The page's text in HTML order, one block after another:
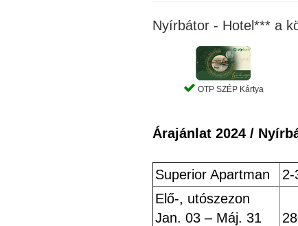
Nyírbátor - Hotel*** a
OTP SZÉP Kártya
Árajánlat 2024 /
Superior Apartman 2-
Elő-, utószezon
Jan. 03 – Máj. 31